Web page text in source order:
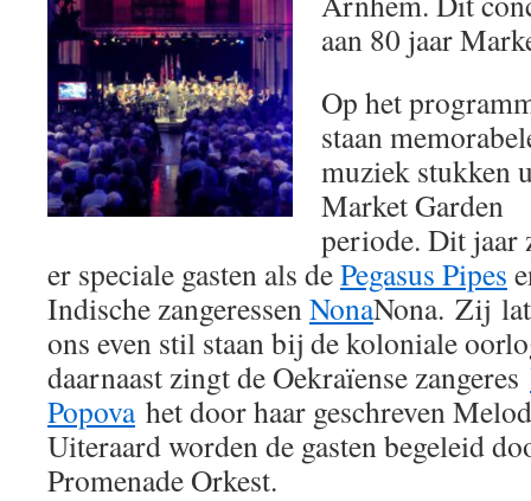
aan 80 jaar
Op het
staan
muziek stukken
Market Garden
periode. Dit jaar
er speciale gasten als dePegasus Pipes
Indische zangeressenNonaNona. Zij
ons even stil staan bij de koloniale
daarnaast zingt de Oekraïense zangeres
Popovahet door haar geschreven
Uiteraard worden de gasten begeleid
Promenade Orkest.